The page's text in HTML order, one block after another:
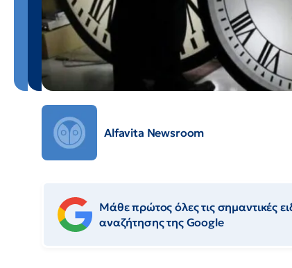
Alfavita Newsroom
Μάθε πρώτος όλες τις σημαντικές
αναζήτησης της Google